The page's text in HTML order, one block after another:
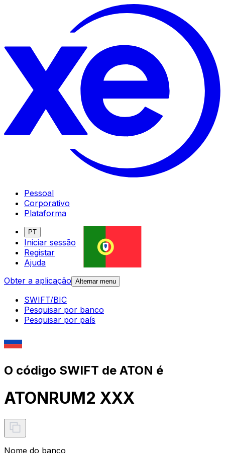
Pessoal
Corporativo
Plataforma
PT
Iniciar sessão
Registar
Ajuda
Obter a aplicação Alternar menu
SWIFT/BIC
Pesquisar por banco
Pesquisar por país
O código SWIFT de ATON é
ATONRUM2 XXX
Nome do banco